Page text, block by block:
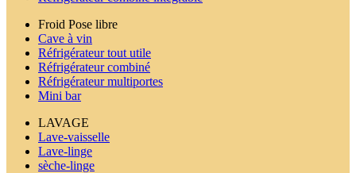
Froid Pose libre
Cave à vin
Réfrigérateur tout utile
Réfrigérateur combiné
Réfrigérateur multiportes
Mini bar
LAVAGE
Lave-vaisselle
Lave-linge
sèche-linge